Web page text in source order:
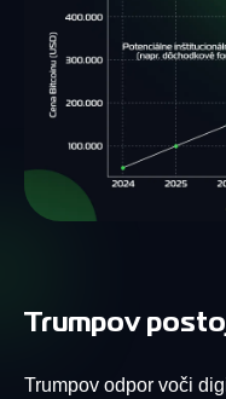
Trumpov
Trumpov odpor voči